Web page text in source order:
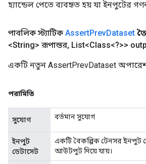
হ্যান্ডেল পেতে ব্যবহৃত হয় যা ইনপুটের
পাবলিক স্ট্যাটিক AssertPrevDataset
<String> রূপান্তর, List<Class<?>>
একটি নতুন AssertPrevDataset
পরামিতি
সুযোগ বর্তমান সুযোগ
ইনপুট
ডেটাসেট
একটি বৈকল্পিক টেনসর ইনপুট
আউটপুট দিয়ে যায়।